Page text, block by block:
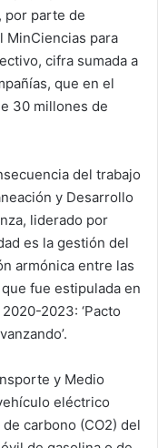
por parte de
MinCiencias para
cifra sumada a
que en el
30 millones de
del trabajo
y Desarrollo
liderado por
es la gestión del
armónica entre las
fue estipulada en
2023: ‘Pacto
y Medio
eléctrico
carbono (CO2) del